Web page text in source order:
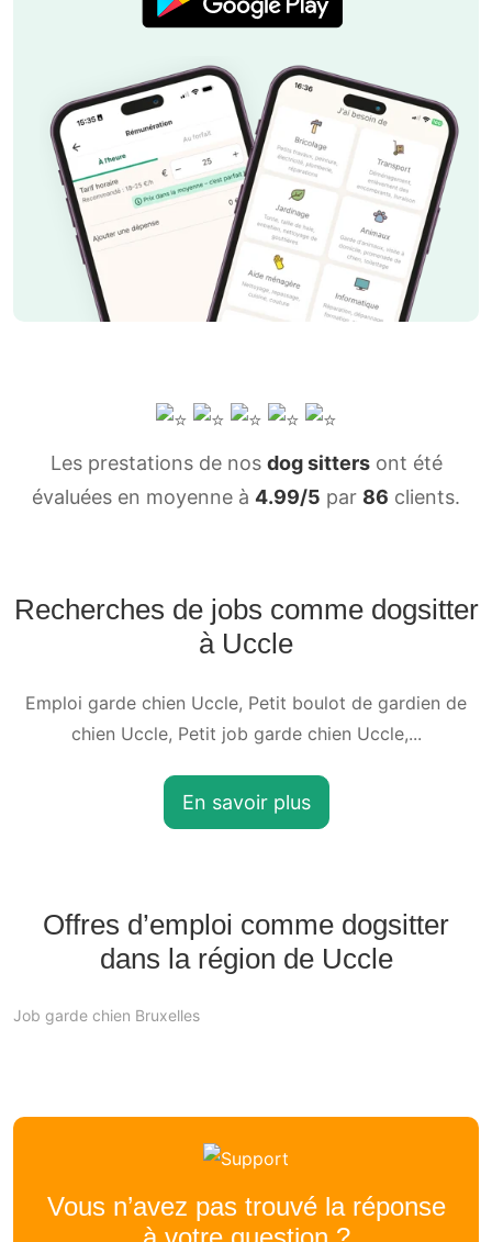
Les prestations de nos dog sittersont été
évaluées en moyenne à 4.99/5 par 86 clients.
Recherches de jobs comme dogsitter
à Uccle
Emploi garde chien Uccle, Petit boulot de gardien de
chien Uccle, Petit job garde chien Uccle,...
En savoir plus
Offres d’emploi comme dogsitter
dans la région de Uccle
Job garde chien Bruxelles
Vous n’avez pas trouvé la réponse